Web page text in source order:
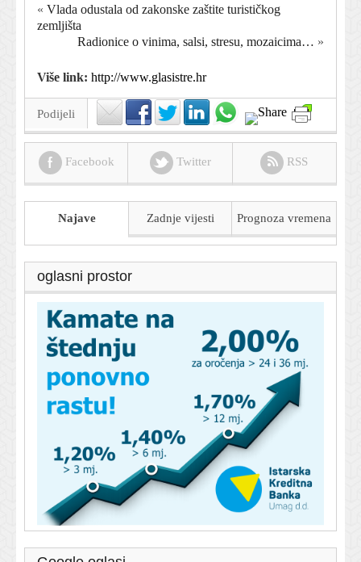
« Vlada odustala od zakonske zaštite turističkog
zemljišta
Radionice o vinima, salsi, stresu, mozaicima… »
Više link: http://www.glasistre.hr
Podijeli
Facebook Twitter RSS
Najave Zadnje vijesti Prognoza vremena
oglasni prostor